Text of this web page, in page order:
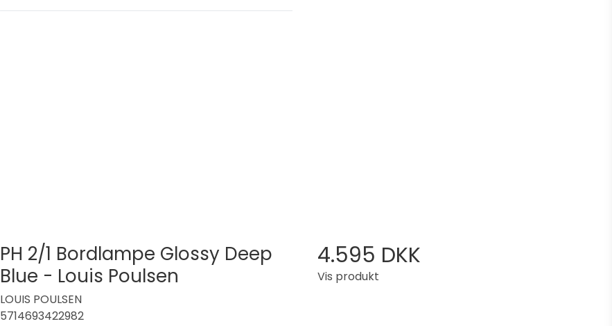
PH 2/1 Bordlampe Glossy Deep
Blue - Louis Poulsen
LOUIS POULSEN
5714693422982
4.595 DKK
Vis produkt